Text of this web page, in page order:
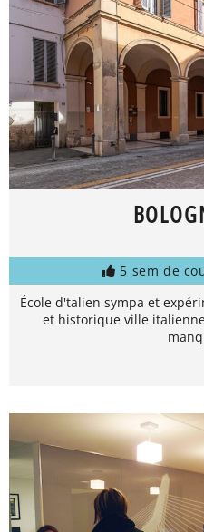
5 sem de
École d'talien sympa et
et historique ville